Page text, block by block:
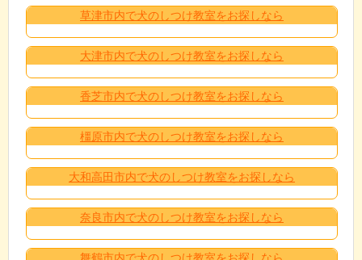
草津市内で犬のしつけ教室をお探しなら
大津市内で犬のしつけ教室をお探しなら
香芝市内で犬のしつけ教室をお探しなら
橿原市内で犬のしつけ教室をお探しなら
大和高田市内で犬のしつけ教室をお探しなら
奈良市内で犬のしつけ教室をお探しなら
舞鶴市内で犬のしつけ教室をお探しなら